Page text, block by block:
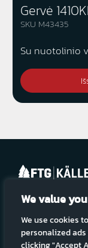
We value
We use cookies
personalized
clicking "Accept
Gervė
SKU M43435
Su nuotolinio